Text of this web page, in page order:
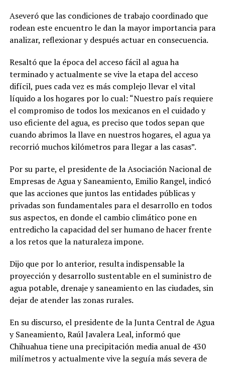
Aseveró que las condiciones de trabajo coordinado que
rodean este encuentro le dan la mayor importancia para
analizar, reflexionar y después actuar en consecuencia.
Resaltó que la época del acceso fácil al agua ha
terminado y actualmente se vive la etapa del acceso
difícil, pues cada vez es más complejo llevar el vital
líquido a los hogares por lo cual: “Nuestro país requiere
el compromiso de todos los mexicanos en el cuidado y
uso eficiente del agua, es preciso que todos sepan que
cuando abrimos la llave en nuestros hogares, el agua ya
recorrió muchos kilómetros para llegar a las casas”.
Por su parte, el presidente de la Asociación Nacional de
Empresas de Agua y Saneamiento, Emilio Rangel, indicó
que las acciones que juntos las entidades públicas y
privadas son fundamentales para el desarrollo en todos
sus aspectos, en donde el cambio climático pone en
entredicho la capacidad del ser humano de hacer frente
a los retos que la naturaleza impone.
Dijo que por lo anterior, resulta indispensable la
proyección y desarrollo sustentable en el suministro de
agua potable, drenaje y saneamiento en las ciudades, sin
dejar de atender las zonas rurales.
En su discurso, el presidente de la Junta Central de Agua
y Saneamiento, Raúl Javalera Leal, informó que
Chihuahua tiene una precipitación media anual de 430
milímetros y actualmente vive la seguía más severa de